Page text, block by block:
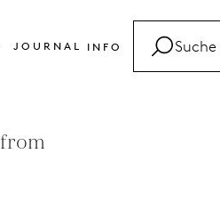
JOURNAL INFO